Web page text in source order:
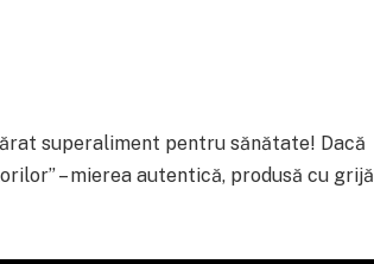
superaliment pentru sănătate! Dacă
– mierea autentică, produsă cu grijă